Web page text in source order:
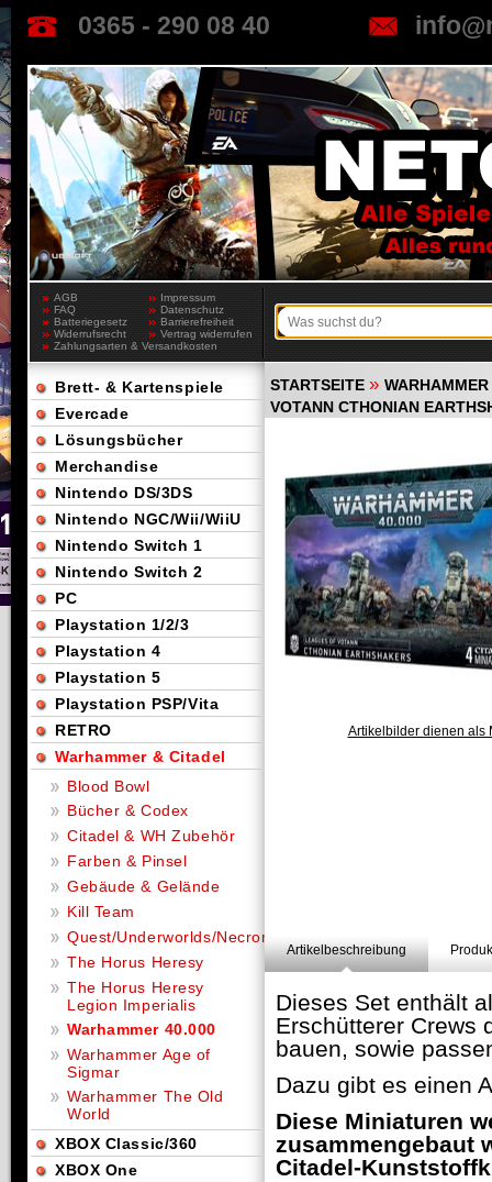
0365 - 290 08 40
AGB
Impressum
FAQ
Datenschutz
Batteriegesetz
Barrierefreiheit
Widerrufsrecht
Vertrag widerrufen
Zahlungsarten & Versandkosten
STARTSEITE »
VOTANN CTHONIAN
Artikelbilder dienen als
Artikelbeschreibung
Dieses Set enthält
Erschütterer Crews
bauen, sowie
Dazu gibt es einen
Diese Miniaturen
zusammengebaut
Citadel-
Brett- & Kartenspiele
Evercade
Lösungsbücher
Merchandise
Nintendo DS/3DS
Nintendo NGC/Wii/WiiU
Nintendo Switch 1
Nintendo Switch 2
PC
Playstation 1/2/3
Playstation 4
Playstation 5
Playstation PSP/Vita
RETRO
Warhammer & Citadel
Blood Bowl
Bücher & Codex
Citadel & WH Zubehör
Farben & Pinsel
Gebäude & Gelände
Kill Team
Quest/Underworlds/Necromunda
The Horus Heresy
The Horus Heresy
Legion Imperialis
Warhammer 40.000
Warhammer Age of
Sigmar
Warhammer The Old
World
XBOX Classic/360
XBOX One